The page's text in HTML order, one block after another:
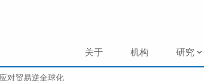
关于 机构 研究
对贸易逆全球化